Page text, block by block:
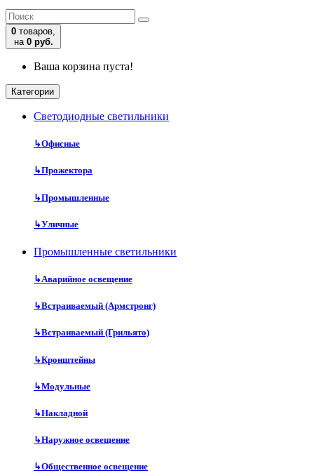
0 товаров,
на 0 руб.
Ваша корзина пуста!
Категории
Cветодиодные светильники
↳Офисные
↳Прожектора
↳Промышленные
↳Уличные
Промышленные светильники
↳Аварийное освещение
↳Встраиваемый (Армстронг)
↳Встраиваемый (Грильято)
↳Кронштейны
↳Модульные
↳Накладной
↳Наружное освещение
↳Общественное освещение